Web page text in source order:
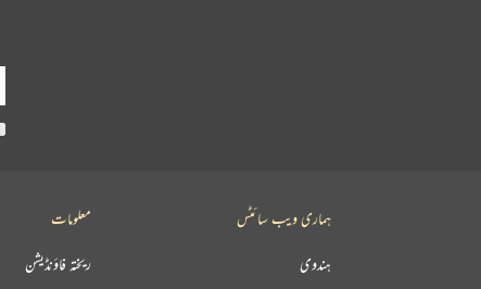
معلومات
ریختہ فاؤنڈیشن
ہماری ویب سائٹس
ہندوی